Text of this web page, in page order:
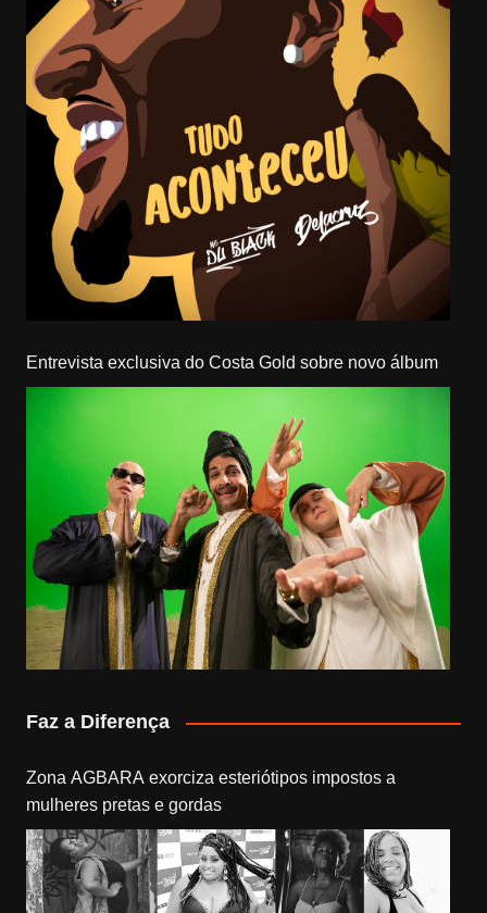
Entrevista exclusiva do Costa Gold sobre novo álbum
Faz a Diferença
Zona AGBARA exorciza esteriótipos impostos a
mulheres pretas e gordas